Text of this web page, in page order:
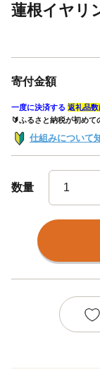
蓮根イヤリ
寄付金額
一度に決済する 返礼品
🔰ふるさと納税が初め
仕組みについて
数量